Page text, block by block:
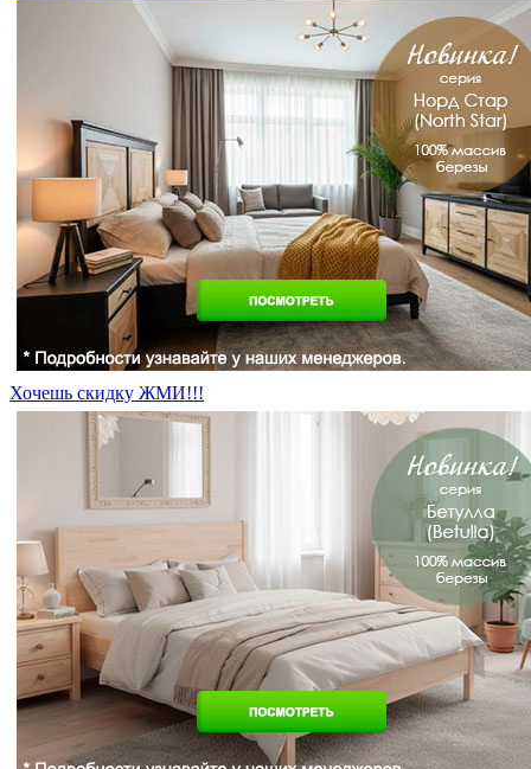
Хочешь скидку ЖМИ!!!